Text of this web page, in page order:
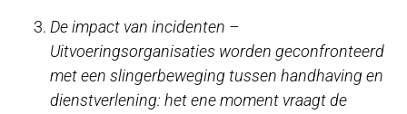
De impact van incidenten –
Uitvoeringsorganisaties worden geconfronteerd
met een slingerbeweging tussen handhaving en
dienstverlening: het ene moment vraagt de